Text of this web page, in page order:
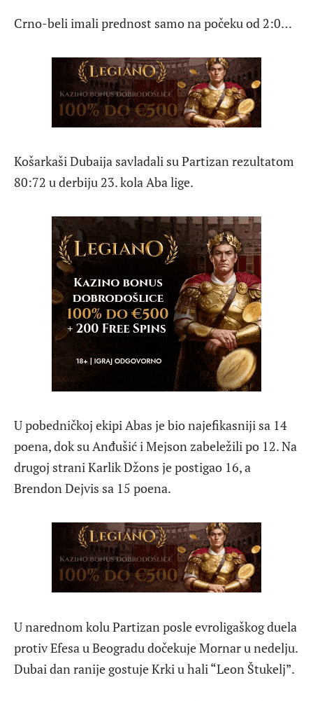
Crno-beli imali prednost samo na počeku od 2:0…
Košarkaši Dubaija savladali su Partizan rezultatom
80:72 u derbiju 23. kola Aba lige.
U pobedničkoj ekipi Abas je bio najefikasniji sa 14
poena, dok su Anđušić i Mejson zabeležili po 12. Na
drugoj strani Karlik Džons je postigao 16, a
Brendon Dejvis sa 15 poena.
U narednom kolu Partizan posle evroligaškog duela
protiv Efesa u Beogradu dočekuje Mornar u nedelju.
Dubai dan ranije gostuje Krki u hali “Leon Štukelj”.